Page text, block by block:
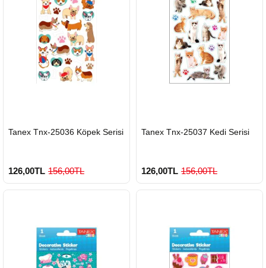
GÖNDERİ
Tanex Tnx-25036 Köpek Serisi
126,00TL 156,00TL
GÖNDERİ
Tanex Tnx-25037 Kedi Serisi
126,00TL 156,00TL